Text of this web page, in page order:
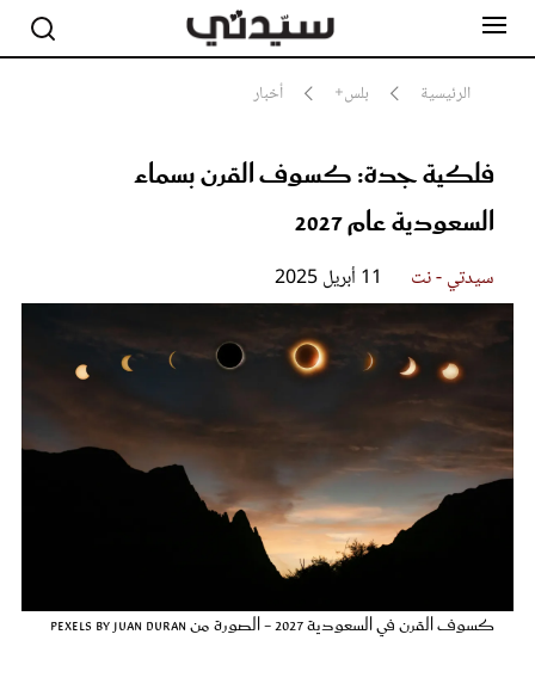
الرئيسية بلس+ أخبار
فلكية جدة: كسوف القرن بسماء
السعودية عام 2027
سيدتي - نت 11 أبريل 2025
كسوف القرن في السعودية 2027 - الصورة من pexels by juan duran
مشاهير
جمال
سيدتي وطفلك
لايف ستايل
مطبخ سيدتي
مقالات الرأي
ستايل